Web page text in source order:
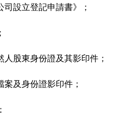
設立登記申請書》；
股東身份證及其影印件；
及身份證影印件；